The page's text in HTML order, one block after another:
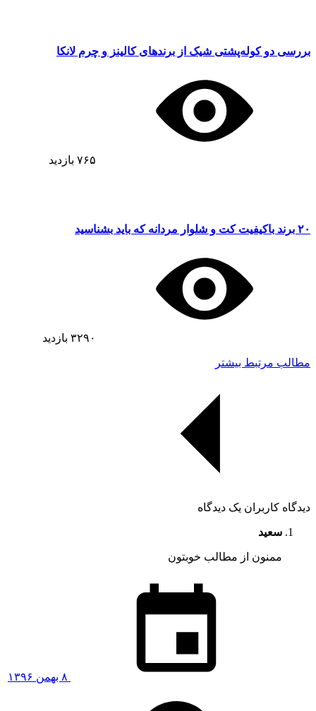
بررسی دو کوله‌پشتی شیک از برندهای کالینز و چرم لانکا
۷۶۵ بازدید
۲۰ برند باکیفیت کت و شلوار مردانه که باید بشناسید
۳۲۹۰ بازدید
مطالب مرتبط بیشتر
دیدگاه کاربران یک دیدگاه
سعید
ممنون از مطالب خوبتون
۸ بهمن ۱۳۹۶